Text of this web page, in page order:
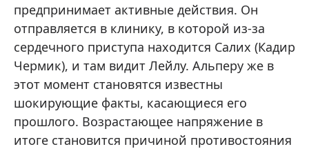
предпринимает активные действия. Он
отправляется в клинику, в которой из-за
сердечного приступа находится Салих (Кадир
Чермик), и там видит Лейлу. Альперу же в
этот момент становятся известны
шокирующие факты, касающиеся его
прошлого. Возрастающее напряжение в
итоге становится причиной противостояния